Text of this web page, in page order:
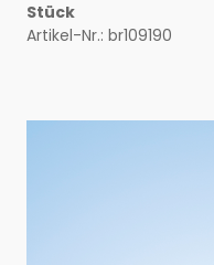
Stück
Artikel-Nr.: br109190